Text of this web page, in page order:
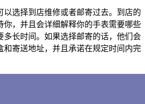
以选择到店维修或者邮寄过去。到店的
你，并且会详细解释你的手表需要哪些
多长时间。如果选择邮寄的话，他们会
和寄送地址，并且承诺在规定时间内完